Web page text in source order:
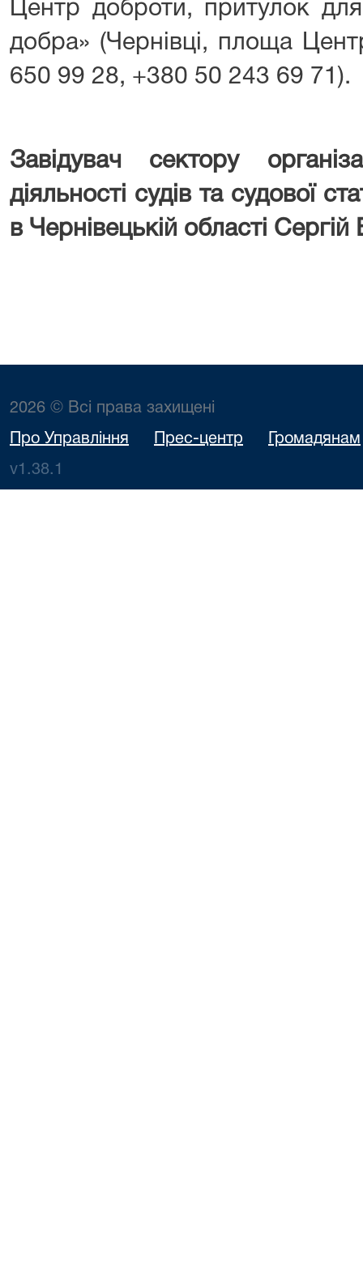
Центр доброти, притулок
добра» (Чернівці, площа
650 99 28, +380 50 243 69 71).
Завідувач сектору
діяльності судів та судової
в Чернівецькій області Сергій
2026 © Всі права захищені
Про Управління Прес-центр Громадянам
v1.38.1